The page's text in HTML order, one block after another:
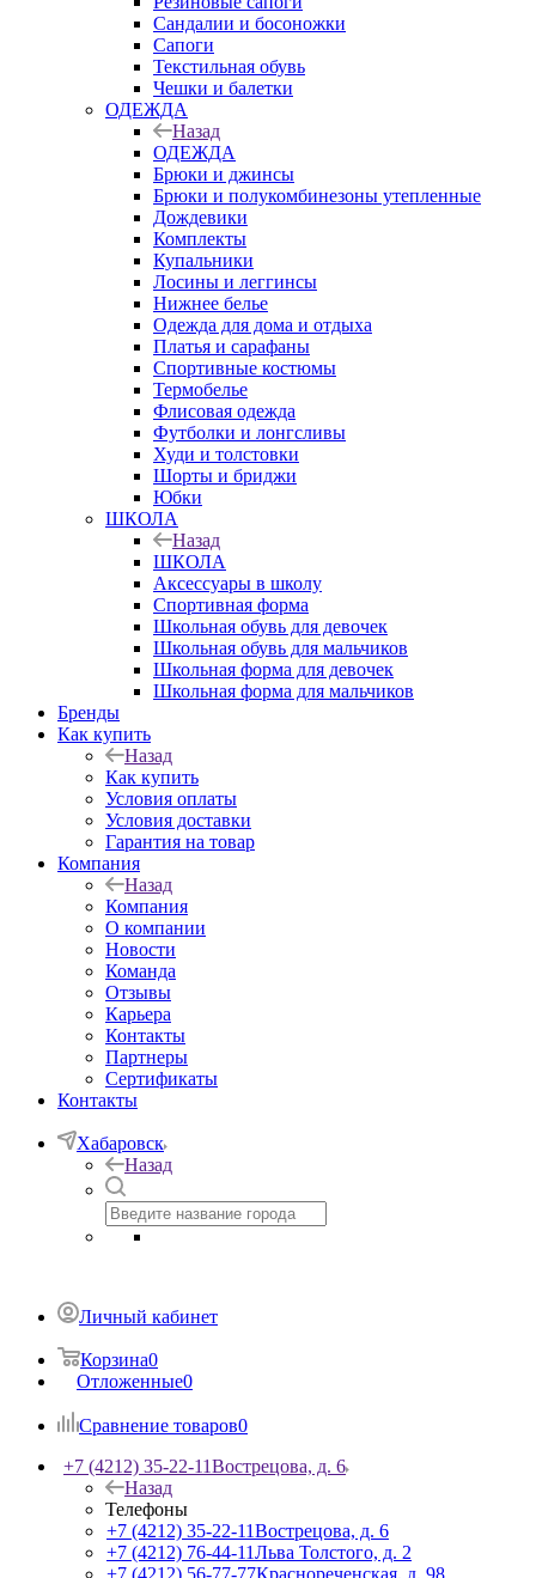
Сандалии и босоножки
Сапоги
Текстильная обувь
Чешки и балетки
ОДЕЖДА
Назад
ОДЕЖДА
Брюки и джинсы
Брюки и полукомбинезоны утепленные
Дождевики
Комплекты
Купальники
Лосины и леггинсы
Нижнее белье
Одежда для дома и отдыха
Платья и сарафаны
Спортивные костюмы
Термобелье
Флисовая одежда
Футболки и лонгсливы
Худи и толстовки
Шорты и бриджи
Юбки
ШКОЛА
Назад
ШКОЛА
Аксессуары в школу
Спортивная форма
Школьная обувь для девочек
Школьная обувь для мальчиков
Школьная форма для девочек
Школьная форма для мальчиков
Бренды
Как купить
Назад
Как купить
Условия оплаты
Условия доставки
Гарантия на товар
Компания
Назад
Компания
О компании
Новости
Команда
Отзывы
Карьера
Контакты
Партнеры
Сертификаты
Контакты
Хабаровск
Назад
Личный кабинет
Корзина0
Отложенные0
Сравнение товаров0
+7 (4212) 35-22-11Вострецова, д. 6
Назад
Телефоны
+7 (4212) 35-22-11Вострецова, д. 6
+7 (4212) 76-44-11Льва Толстого, д. 2
+7 (4212) 56-77-77Краснореченская, д. 98